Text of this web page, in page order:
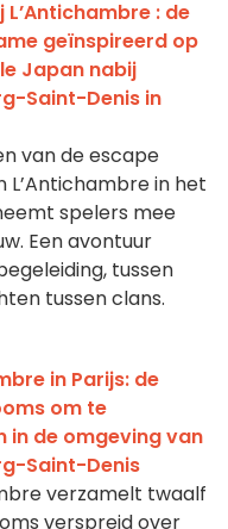
L’Antichambre : de
geïnspireerd op
Japan nabij
Saint-Denis in
van de escape
L’Antichambre in het
spelers mee
Een avontuur
tussen
tussen clans.
in Parijs: de
om te
in de omgeving van
Saint-Denis
verzamelt twaalf
verspreid over